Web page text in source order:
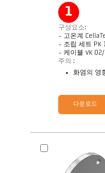
기술 보고서 Optical
measurement in
1
구성요소:
- 고온계
- 조립 세트 PK
- 케이블 VK 02/
주의 :
화염의 영
제품 카다로그 CellaTemp PK
다운로드